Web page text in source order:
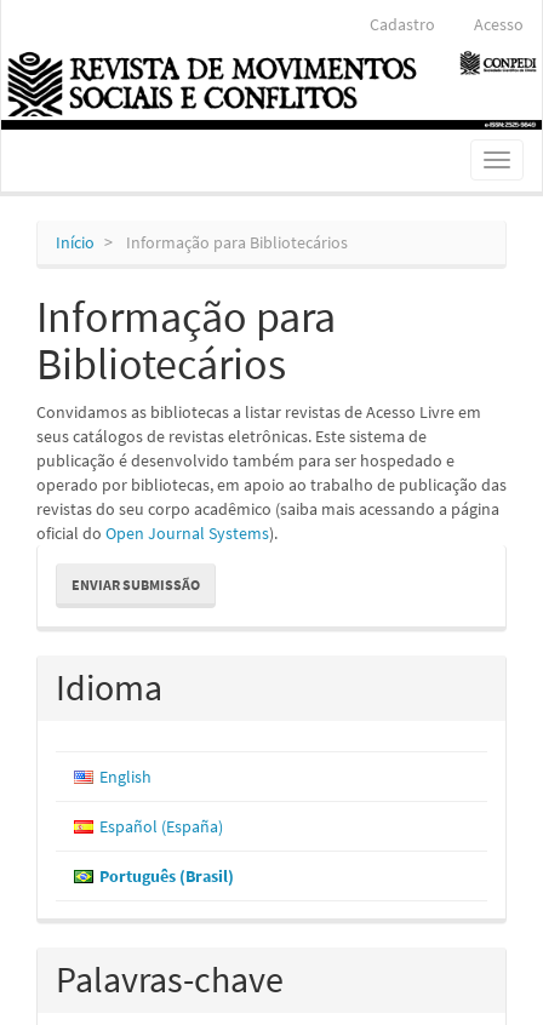
Conteúdo
principal
Barra
Lateral
Cadastro Acesso
Toggle
Início Informação para Bibliotecários
Informação para
Bibliotecários
Convidamos as bibliotecas a listar revistas de Acesso Livre em
seus catálogos de revistas eletrônicas. Este sistema de
publicação é desenvolvido também para ser hospedado e
operado por bibliotecas, em apoio ao trabalho de publicação das
revistas do seu corpo acadêmico (saiba mais acessando a página
oficial do Open Journal Systems).
Enviar
Submissão
ENVIAR SUBMISSÃO
Idioma
English
Español (España)
Português (Brasil)
Palavras-chave